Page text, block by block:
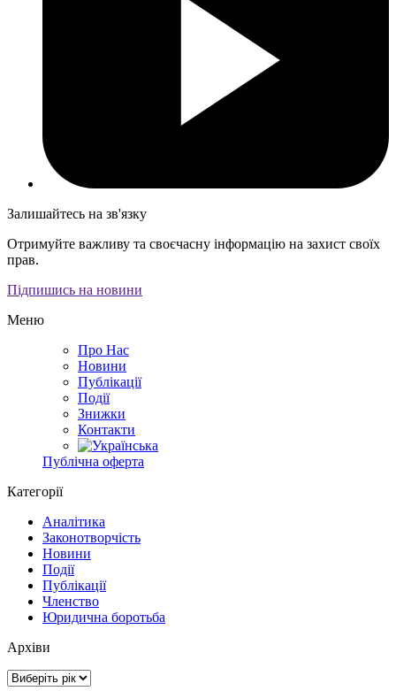
Залишайтесь на зв'язку
Отримуйте важливу та своєчасну інформацію на захист своїх
прав.
Підпишись на новини
Меню
Про Нас
Новини
Публікації
Події
Знижки
Контакти
Публічна оферта
Категорії
Аналітика
Законотворчість
Новини
Події
Публікації
Членство
Юридична боротьба
Архіви